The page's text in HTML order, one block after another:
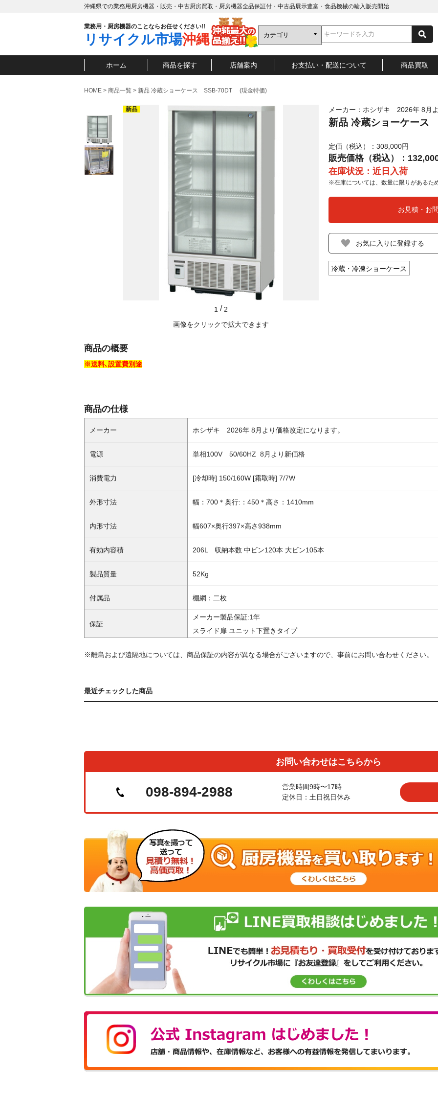
沖縄県での業務用厨房機器・販売・中古厨房買取・厨房機器全品保証付・中古品展示豊富・食品機械の輸入販売開始
業務用・厨房機器のことならお任せください!!
リサイクル市場沖縄
ホーム 商品を探す 店舗案内 お支払い・配送について 商品買取
HOME > 商品一覧 > 新品 冷蔵ショーケース SSB-70DT (現金特価)
1 / 2
新品
画像をクリックで拡大できます
メーカー：ホシザキ 2026年 8月
新品 冷蔵ショーケー
定価（税込）：308,000円
販売価格（税込）：
在庫状況：近日入荷
※在庫については、数量に限りがあるた
お見積・お
冷蔵・冷凍ショーケース
商品の概要
※送料､設置費別途
商品の仕様
メーカー ホシザキ 2026年 8月より価格改定になります。
電源 単相100V 50/60HZ 8月より新価格
消費電力 [冷却時] 150/160W [霜取時] 7/7W
外形寸法 幅：700＊奥行:：450＊高さ：1410mm
内形寸法 幅607×奥行397×高さ938mm
有効内容積 206L 収納本数 中ビン120本 大ビン105本
製品質量 52Kg
付属品 棚網：二枚
保証
メーカー製品保証:1年
スライド扉 ユニット下置きタイプ
※離島および遠隔地については、商品保証の内容が異なる場合がございますので、事前にお問い合わせください。
最近チェックした商品
お問い合わせはこちらから
098-894-2988
営業時間9時〜17時
定休日：土日祝日休み